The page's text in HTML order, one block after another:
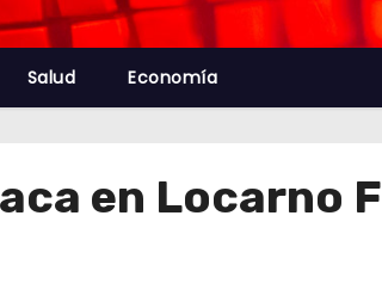
Salud Economía
en Locarno